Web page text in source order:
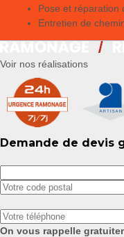
Pose et réparation
Entretien de
Voir nos réalisations
Demande de devis
On vous rappelle